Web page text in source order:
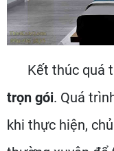
Kết thúc quá
trọn gói. Quá
khi thực hiện,